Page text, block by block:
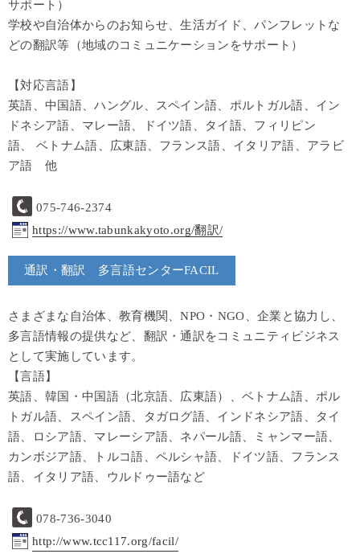
サポート）
学校や自治体からのお知らせ、生活ガイド、パンフレットな
どの翻訳等（地域のコミュニケーションをサポート）
【対応言語】
英語、中国語、ハングル、スペイン語、ポルトガル語、イン
ドネシア語、マレー語、ドイツ語、タイ語、フィリピン
語、 ベトナム語、広東語、フランス語、イタリア語、アラビ
ア語 他
075-746-2374
https://www.tabunkakyoto.org/翻訳/
通訳・翻訳 多言語センターFACIL
さまざまな自治体、教育機関、NPO・NGO、企業と協力し、
多言語情報の提供など、翻訳・通訳をコミュニティビジネス
として実施しています。
【言語】
英語、韓国・中国語（北京語、広東語）、ベトナム語、ポル
トガル語、スペイン語、タガログ語、インドネシア語、タイ
語、ロシア語、マレーシア語、ネパール語、ミャンマー語、
カンボジア語、トルコ語、ペルシャ語、ドイツ語、フランス
語、イタリア語、ウルドゥー語など
078-736-3040
http://www.tcc117.org/facil/